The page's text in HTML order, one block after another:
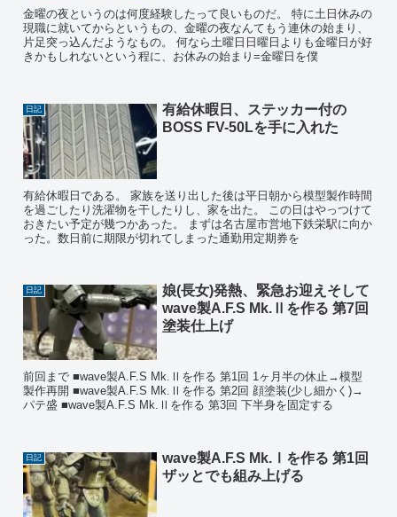
金曜の夜というのは何度経験したって良いものだ。 特に土日休みの
現職に就いてからというもの、金曜の夜なんてもう連休の始まり、
片足突っ込んだようなもの。 何なら土曜日日曜日よりも金曜日が好
きかもしれないという程に、お休みの始まり=金曜日を僕
日記
有給休暇日、ステッカー付の
BOSS FV-50Lを手に入れた
有給休暇日である。 家族を送り出した後は平日朝から模型製作時間
を過ごしたり洗濯物を干したりし、家を出た。 この日はやっつけて
おきたい予定が幾つかあった。 まずは名古屋市営地下鉄栄駅に向か
った。数日前に期限が切れてしまった通勤用定期券を
日記
娘(長女)発熱、緊急お迎えそして
wave製A.F.S Mk.Ⅱを作る 第7回
塗装仕上げ
前回まで ■wave製A.F.S Mk.Ⅱを作る 第1回 1ヶ月半の休止→模型
製作再開 ■wave製A.F.S Mk.Ⅱを作る 第2回 顔塗装(少し細かく)→
パテ盛 ■wave製A.F.S Mk.Ⅱを作る 第3回 下半身を固定する
日記
wave製A.F.S Mk.Ⅰを作る 第1回
ザッとでも組み上げる